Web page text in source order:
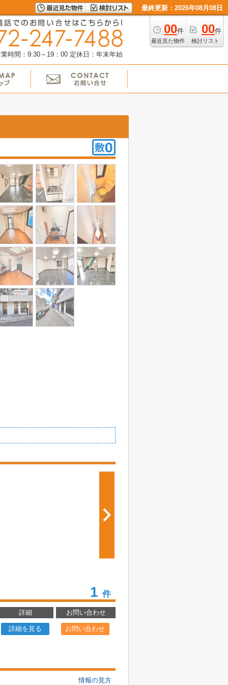
最終更新：2026年08月08日
00件
最近見た物件
00件
検討リスト
時間：9:30～19：00 定休日：年末年始
1 件
詳細 お問い合わせ
詳細を見る お問い合わせ
情報の見方